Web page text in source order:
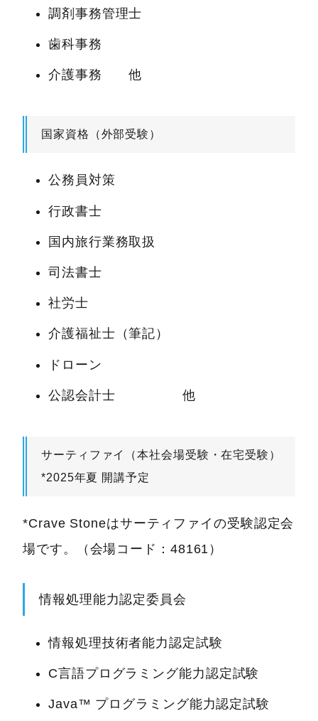
調剤事務管理士
歯科事務
介護事務 他
国家資格（外部受験）
公務員対策
行政書士
国内旅行業務取扱
司法書士
社労士
介護福祉士（筆記）
ドローン
公認会計士 他
サーティファイ（本社会場受験・在宅受験）
*2025年夏 開講予定
*Crave Stoneはサーティファイの受験認定会
場です。（会場コード：48161）
情報処理能力認定委員会
情報処理技術者能力認定試験
C言語プログラミング能力認定試験
Java™ プログラミング能力認定試験